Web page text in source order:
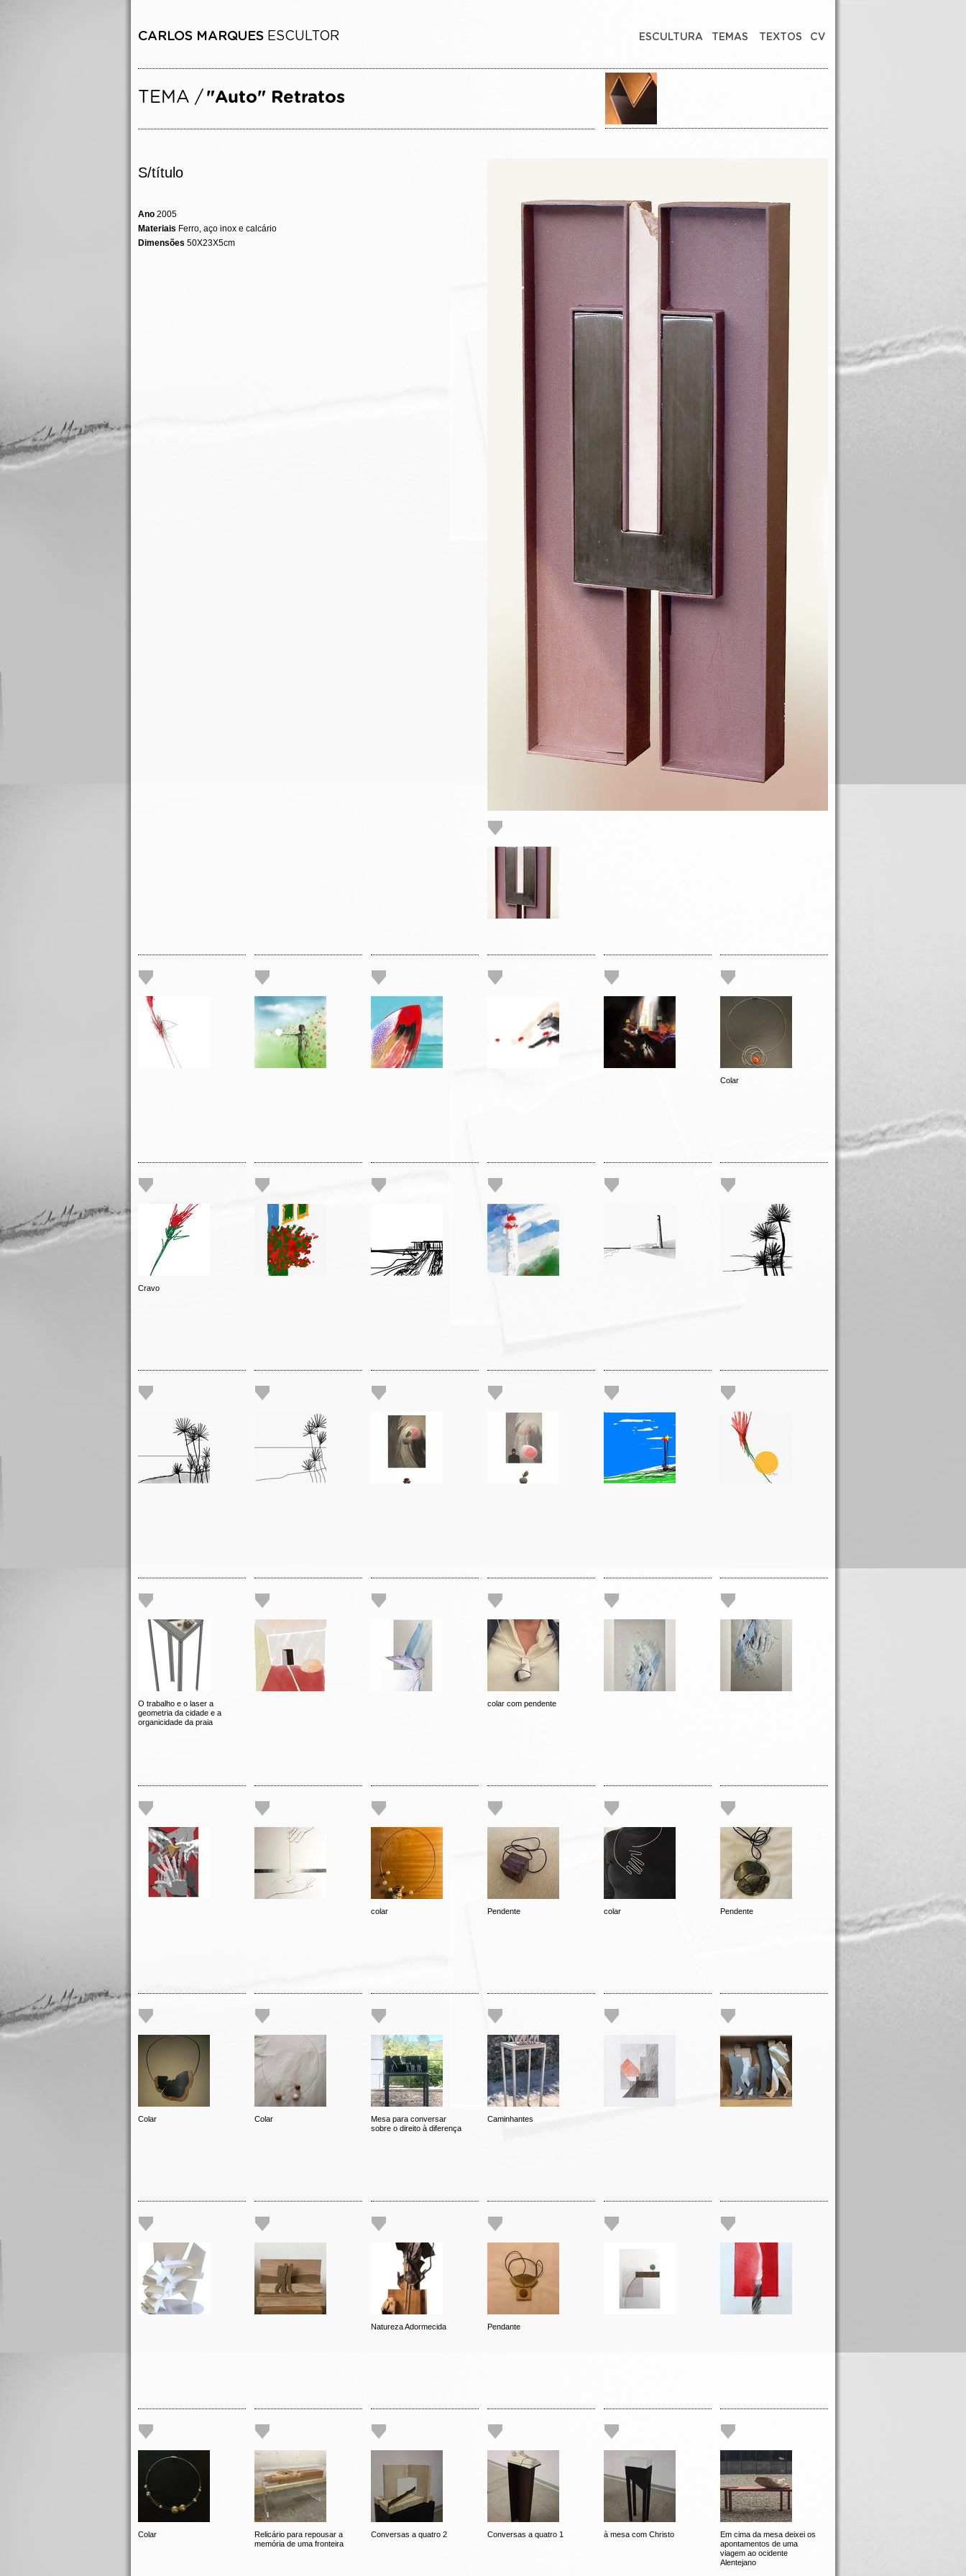
S/título
Ano 2005
Materiais Ferro, aço inox e calcário
Dimensões 50X23X5cm
Colar
Cravo
O trabalho e o laser a
geometria da cidade e a
organicidade da praia
colar com pendente
colar Pendente colar Pendente
Colar Colar
Mesa para conversar
sobre o direito à diferença
Caminhantes
Natureza Adormecida Pendante
Colar
Relicário para repousar a
memória de uma fronteira
Conversas a quatro 2 Conversas a quatro 1 à mesa com Christo
Em cima da mesa deixei os
apontamentos de uma
viagem ao ocidente
Alentejano